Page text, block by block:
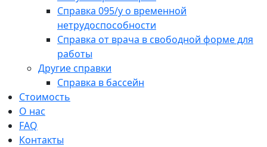
Справка 095/у о временной
нетрудоспособности
Справка от врача в свободной форме для
работы
Другие справки
Справка в бассейн
Стоимость
О нас
FAQ
Контакты